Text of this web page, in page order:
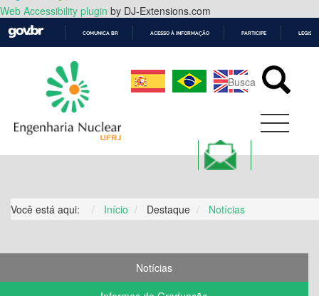
Web Accessibility plugin by DJ-Extensions.com
CONTEÚDO
COMUNICA BR ACESSO À INFORMAÇÃO PARTICIPE
Você está aqui: Início Destaque Notícias
Notícias